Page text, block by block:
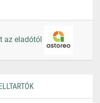
az eladótól